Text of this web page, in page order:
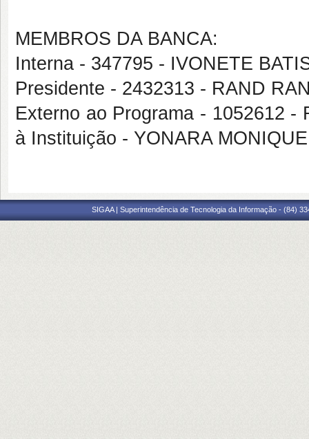
MEMBROS DA BANCA:
Interna - 347795 - IVONETE
Presidente - 2432313 - RAND
Externo ao Programa - 1052612
à Instituição - YONARA
SIGAA | Superintendência de Tecnologia da Informação - (84)